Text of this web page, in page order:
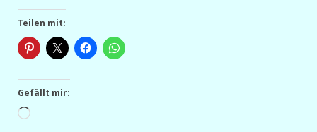
Teilen mit:
Gefällt mir:
Wird